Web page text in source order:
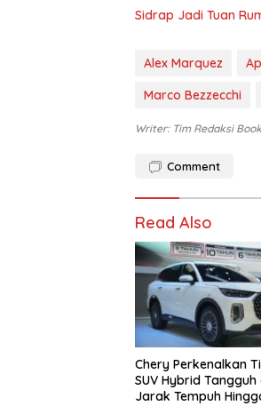
Sidrap Jadi Tuan
Alex Marquez
Marco Bezzecchi
Writer: Tim Redaksi
Comment
Read Also
Chery Perkenalkan
SUV Hybrid
Jarak Tempuh